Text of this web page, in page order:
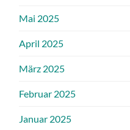
Mai 2025
April 2025
März 2025
Februar 2025
Januar 2025